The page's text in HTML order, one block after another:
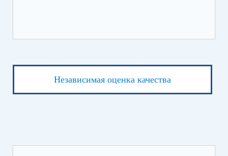
Независимая оценка качества